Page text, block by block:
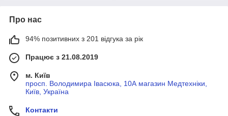
Про нас
94% позитивних з 201 відгука за рік
Працює з 21.08.2019
м. Київ
просп. Володимира Івасюка, 10А магазин Медтехніки,
Київ, Україна
Контакти